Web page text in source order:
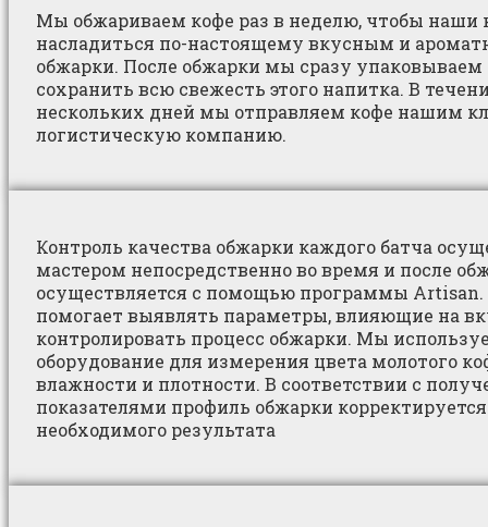
Мы обжариваем кофе раз в неделю, чтобы наши
насладиться по-настоящему вкусным и
обжарки. После обжарки мы сразу упаковываем
сохранить всю свежесть этого напитка. В
нескольких дней мы отправляем кофе нашим
логистическую компанию.
Контроль качества обжарки каждого батча
мастером непосредственно во время и после
осуществляется с помощью программы Artisan.
помогает выявлять параметры, влияющие на
контролировать процесс обжарки. Мы
оборудование для измерения цвета молотого
влажности и плотности. В соответствии с
показателями профиль обжарки
необходимого результата